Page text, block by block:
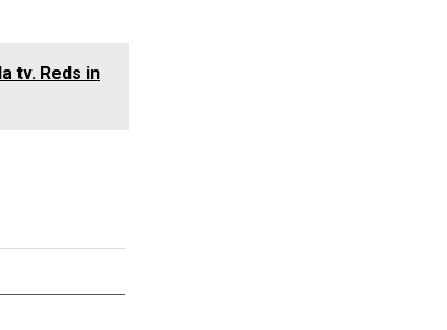
tv. Reds in